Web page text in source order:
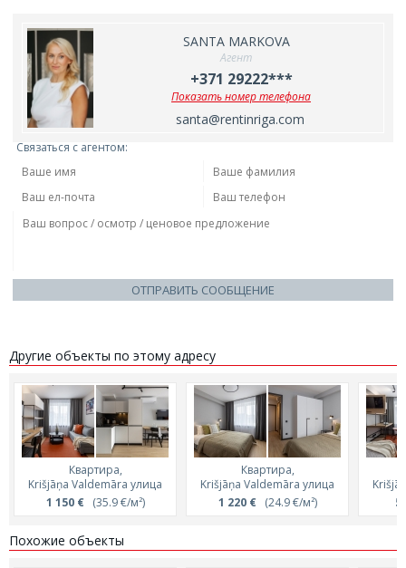
SANTA MARKOVA
Агент
+371 29222***
Показать номер телефона
santa@rentinriga.com
Связаться с агентом:
ОТПРАВИТЬ СООБЩЕНИЕ
Другие объекты по этому адресу
Квартира,
Krišjāņa Valdemāra улица
1 150 €(35.9 €/м²)
Квартира,
Krišjāņa Valdemāra улица
1 220 €(24.9 €/м²)
Похожие объекты